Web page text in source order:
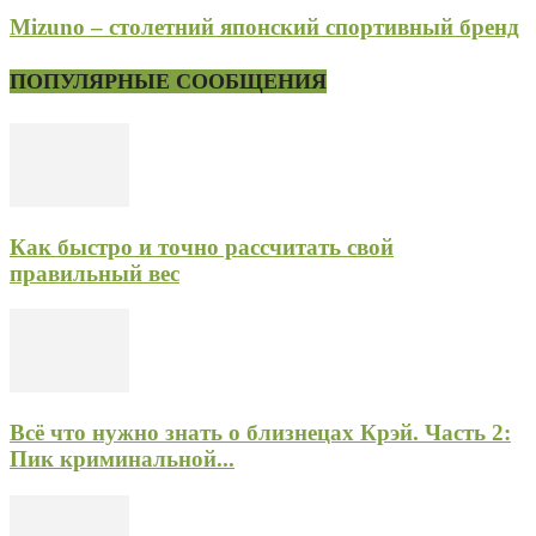
Mizuno – столетний японский спортивный бренд
ПОПУЛЯРНЫЕ СООБЩЕНИЯ
Как быстро и точно рассчитать свой
правильный вес
Всё что нужно знать о близнецах Крэй. Часть 2:
Пик криминальной...